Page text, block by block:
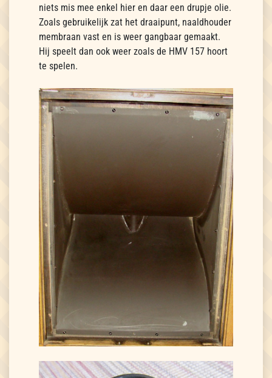
niets mis mee enkel hier en daar een drupje olie.
Zoals gebruikelijk zat het draaipunt, naaldhouder
membraan vast en is weer gangbaar gemaakt.
Hij speelt dan ook weer zoals de HMV 157 hoort
te spelen.